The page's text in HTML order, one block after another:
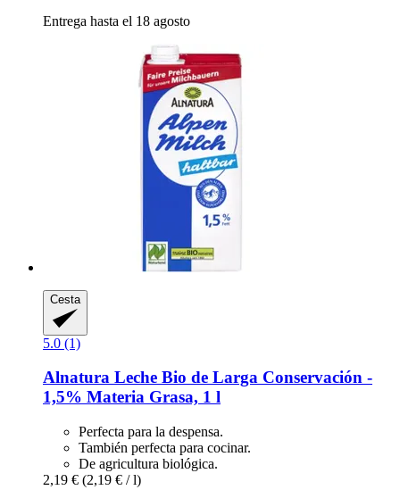
Entrega hasta el 18 agosto
Cesta
5.0 (1)
Alnatura Leche Bio de Larga Conservación -​
1,5% Materia Grasa, 1 l
Perfecta para la despensa.
También perfecta para cocinar.
De agricultura biológica.
2,19 € (2,19 € / l)